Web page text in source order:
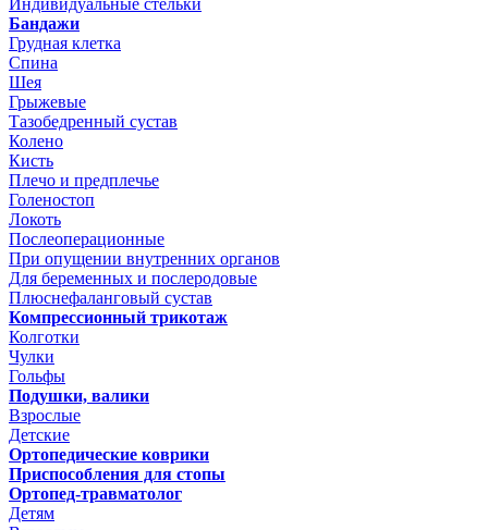
Индивидуальные стельки
Бандажи
Грудная клетка
Спина
Шея
Грыжевые
Тазобедренный сустав
Колено
Кисть
Плечо и предплечье
Голеностоп
Локоть
Послеоперационные
При опущении внутренних органов
Для беременных и послеродовые
Плюснефаланговый сустав
Компрессионный трикотаж
Колготки
Чулки
Гольфы
Подушки, валики
Взрослые
Детские
Ортопедические коврики
Приспособления для стопы
Ортопед-травматолог
Детям